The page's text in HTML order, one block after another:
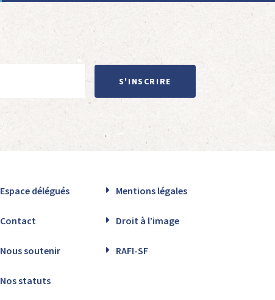
S'INSCRIRE
Espace délégués Mentions légales
Contact Droit à l’image
Nous soutenir RAFI-SF
Nos statuts